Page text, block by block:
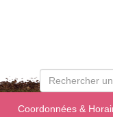
Coordonnées &